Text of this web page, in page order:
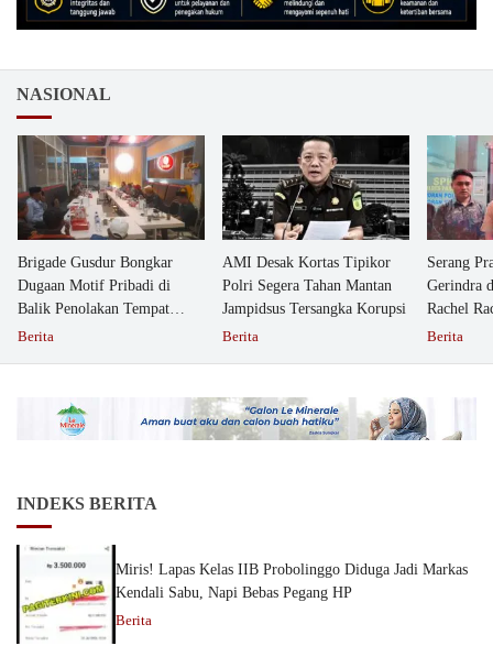
NASIONAL
Brigade Gusdur Bongkar
Dugaan Motif Pribadi di
Balik Penolakan Tempat
Ibadah GKJW Bangil
Berita
AMI Desak Kortas Tipikor
Polri Segera Tahan Mantan
Jampidsus Tersangka Korupsi
Berita
Serang
Gerindra
Rachel
Berita
INDEKS BERITA
Miris! Lapas Kelas IIB Probolinggo Diduga Jadi Markas
Kendali Sabu, Napi Bebas Pegang HP
Berita